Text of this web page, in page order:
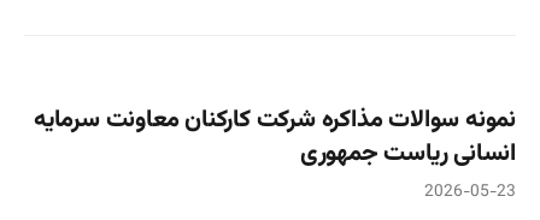
نمونه سوالات مذاکره شرکت کارکنان معاونت سرمایه
انسانی ریاست جمهوری
2026-05-23